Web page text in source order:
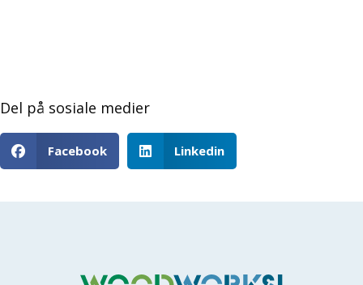
Del på sosiale medier
Facebook Linkedin